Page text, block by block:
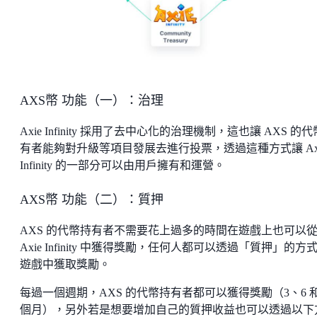
AXS幣 功能（一）：治理
Axie Infinity 採用了去中心化的治理機制，這也讓 AXS 的代
有者能夠對升級等項目發展去進行投票，透過這種方式讓
Infinity 的一部分可以由用戶擁有和運營。
AXS幣 功能（二）：質押
AXS 的代幣持有者不需要花上過多的時間在遊戲上也可以從
Axie Infinity 中獲得獎勵，任何人都可以透過「質押」的方
遊戲中獲取獎勵。
每過一個週期，AXS 的代幣持有者都可以獲得獎勵（3、6
個月），另外若是想要增加自己的質押收益也可以透過以下